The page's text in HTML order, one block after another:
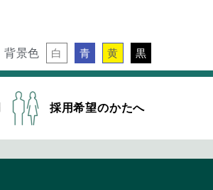
背景色 白 青 黄 黒
採用希望のかたへ